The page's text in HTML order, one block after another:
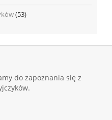
(53)
do zapoznania się z